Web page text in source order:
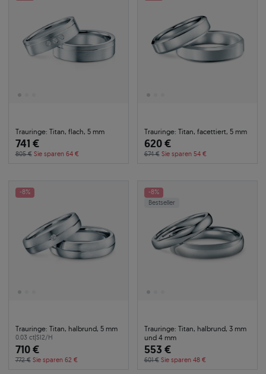
Trauringe: Titan, flach, 5 mm
741 €
805 € Sie sparen 64 €
Trauringe: Titan, facettiert, 5 mm
620 €
674 € Sie sparen 54 €
-8%
Trauringe: Titan, halbrund, 5 mm
0.03 ct|SI2/H
710 €
772 € Sie sparen 62 €
-8%
Bestseller
Trauringe: Titan, halbrund, 3 mm
und 4 mm
553 €
601 € Sie sparen 48 €